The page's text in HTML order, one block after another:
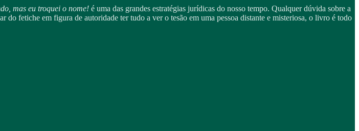
mas eu troquei o nome! é uma das grandes estratégias jurídicas do nosso tempo. Qualquer dúvida sobre a
fetiche em figura de autoridade ter tudo a ver o tesão em uma pessoa distante e misteriosa, o livro é todo